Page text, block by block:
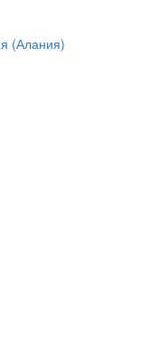
(Алания)